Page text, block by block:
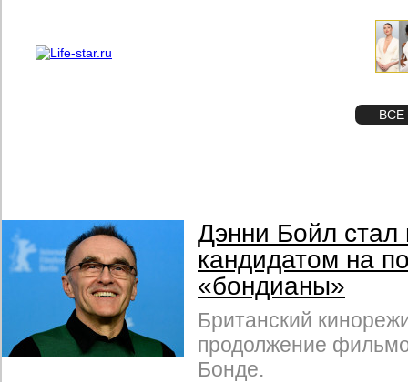
ВСЕ
Дэнни Бойл стал
кандидатом на
«бондианы»
Британский
продолжение
Бонде.